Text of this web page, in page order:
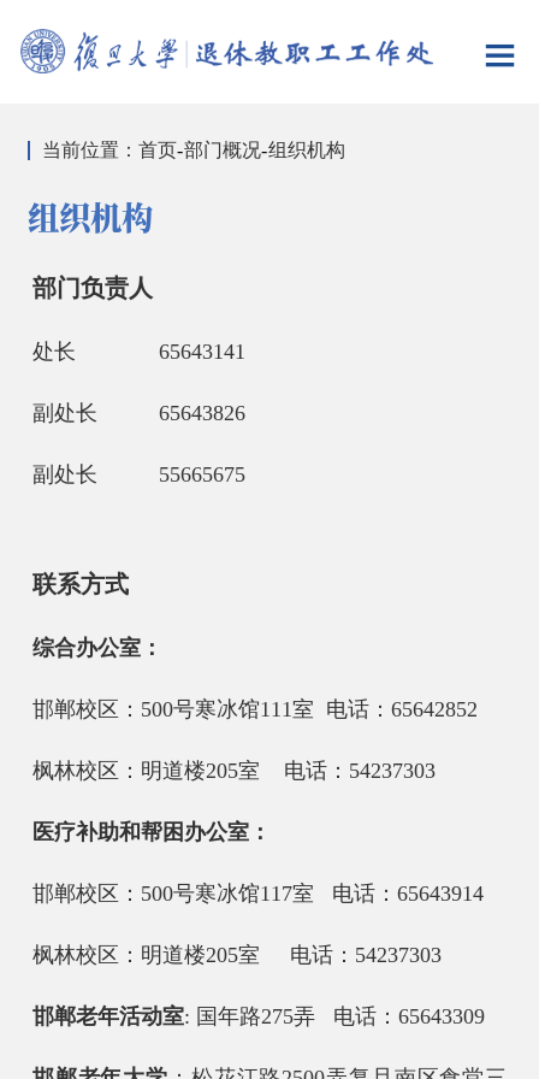
当前位置：首页-部门概况-组织机构
组织机构
部门负责人
处长 65643141
副处长 65643826
副处长 55665675
联系方式
综合办公室：
邯郸校区：500号寒冰馆111室 电话：65642852
枫林校区： 明道楼205室 电话：54237303
医疗补助和帮困办公室：
邯郸校区：500号寒冰馆117室 电话：65643914
枫林校区： 明道楼205室 电话：54237303
邯郸老年活动室: 国年路275弄 电话：65643309